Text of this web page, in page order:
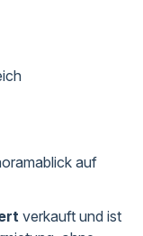
auf
verkauft und ist